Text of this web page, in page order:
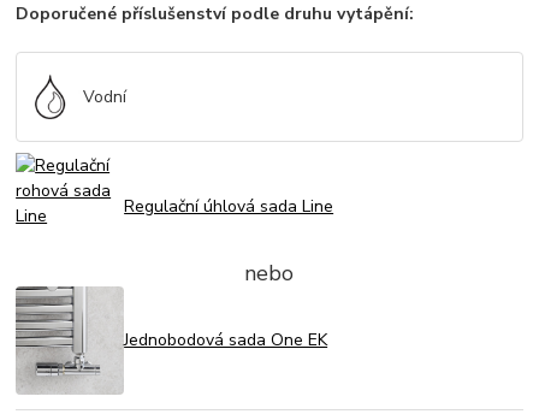
Doporučené příslušenství podle druhu vytápění:
Vodní
Regulační úhlová sada Line
nebo
Jednobodová sada One EK